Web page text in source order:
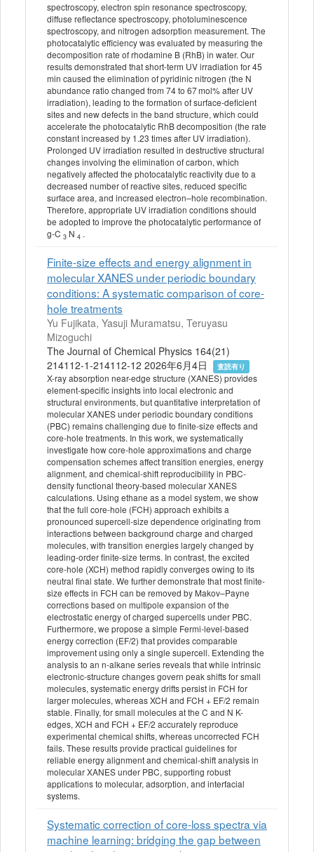
spectroscopy, electron spin resonance spectroscopy,
diffuse reflectance spectroscopy, photoluminescence
spectroscopy, and nitrogen adsorption measurement. The
photocatalytic efficiency was evaluated by measuring the
decomposition rate of rhodamine B (RhB) in water. Our
results demonstrated that short‐term UV irradiation for 45
min caused the elimination of pyridinic nitrogen (the N
abundance ratio changed from 74 to 67 mol% after UV
irradiation), leading to the formation of surface‐deficient
sites and new defects in the band structure, which could
accelerate the photocatalytic RhB decomposition (the rate
constant increased by 1.23 times after UV irradiation).
Prolonged UV irradiation resulted in destructive structural
changes involving the elimination of carbon, which
negatively affected the photocatalytic reactivity due to a
decreased number of reactive sites, reduced specific
surface area, and increased electron–hole recombination.
Therefore, appropriate UV irradiation conditions should
be adopted to improve the photocatalytic performance of
g‐C 3 N 4 .
Finite-size effects and energy alignment in
molecular XANES under periodic boundary
conditions: A systematic comparison of core-
hole treatments
Yu Fujikata, Yasuji Muramatsu, Teruyasu
Mizoguchi
The Journal of Chemical Physics 164(21)
214112-1-214112-12 2026年6月4日
査読有り
X-ray absorption near-edge structure (XANES) provides
element-specific insights into local electronic and
structural environments, but quantitative interpretation of
molecular XANES under periodic boundary conditions
(PBC) remains challenging due to finite-size effects and
core-hole treatments. In this work, we systematically
investigate how core-hole approximations and charge
compensation schemes affect transition energies, energy
alignment, and chemical-shift reproducibility in PBC-
density functional theory-based molecular XANES
calculations. Using ethane as a model system, we show
that the full core-hole (FCH) approach exhibits a
pronounced supercell-size dependence originating from
interactions between background charge and charged
molecules, with transition energies largely changed by
leading-order finite-size terms. In contrast, the excited
core-hole (XCH) method rapidly converges owing to its
neutral final state. We further demonstrate that most finite-
size effects in FCH can be removed by Makov–Payne
corrections based on multipole expansion of the
electrostatic energy of charged supercells under PBC.
Furthermore, we propose a simple Fermi-level-based
energy correction (EF/2) that provides comparable
improvement using only a single supercell. Extending the
analysis to an n-alkane series reveals that while intrinsic
electronic-structure changes govern peak shifts for small
molecules, systematic energy drifts persist in FCH for
larger molecules, whereas XCH and FCH + EF/2 remain
stable. Finally, for small molecules at the C and N K-
edges, XCH and FCH + EF/2 accurately reproduce
experimental chemical shifts, whereas uncorrected FCH
fails. These results provide practical guidelines for
reliable energy alignment and chemical-shift analysis in
molecular XANES under PBC, supporting robust
applications to molecular, adsorption, and interfacial
systems.
Systematic correction of core-loss spectra via
machine learning: bridging the gap between